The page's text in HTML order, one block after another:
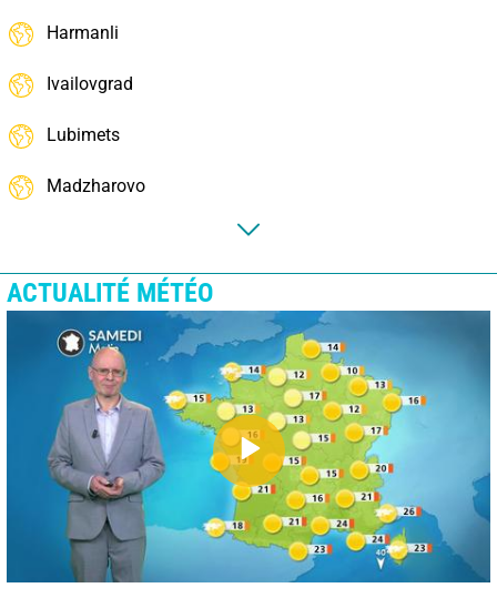
Harmanli
Ivailovgrad
Lubimets
Madzharovo
ACTUALITÉ MÉTÉO